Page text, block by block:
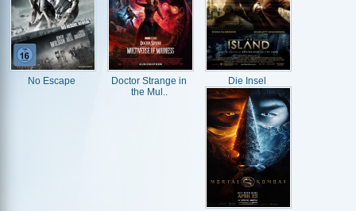
No Escape
Doctor Strange in
the Mul..
Die Insel